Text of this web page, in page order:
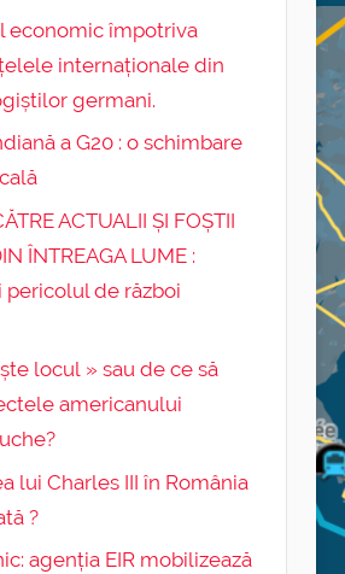
economic împotriva
internaționale din
germani.
a G20 : o schimbare
ACTUALII ȘI FOȘTII
ÎNTREAGA LUME :
pericolul de război
locul » sau de ce să
americanului
lui Charles III în România
?
agenția EIR mobilizează